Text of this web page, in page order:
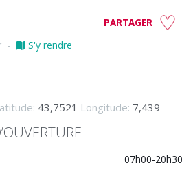
PARTAGER
- S'y rendre
43,7521 Longitude: 7,439
07h00-20h30